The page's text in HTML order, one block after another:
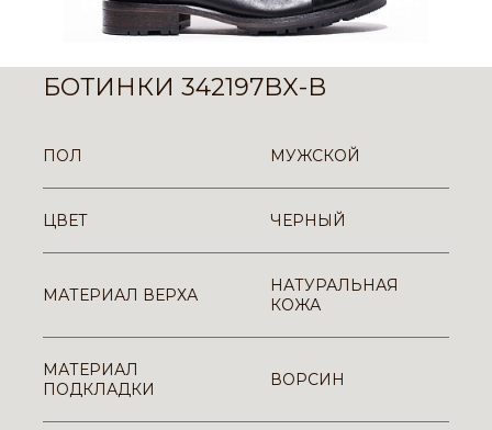
БОТИНКИ 342197BX-B
ПОЛ МУЖСКОЙ
ЦВЕТ ЧЕРНЫЙ
МАТЕРИАЛ ВЕРХА
НАТУРАЛЬНАЯ
КОЖА
МАТЕРИАЛ
ПОДКЛАДКИ
ВОРСИН